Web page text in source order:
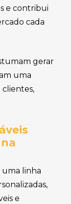
e contribui
cada
gerar
uma
clientes,
linha
e